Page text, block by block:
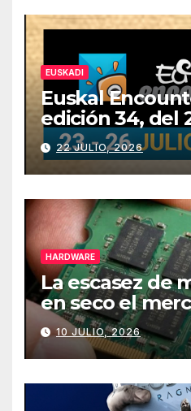
EUSKADI
Euskal
edición 34, del
julio
22 JULIO, 2026
HARDWARE
La escasez de
en seco el
de PCs
10 JULIO, 2026